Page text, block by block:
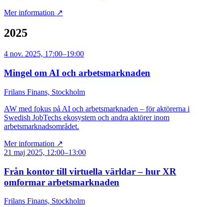
Mer information ↗
2025
4 nov. 2025, 17:00–19:00
Mingel om AI och arbetsmarknaden
Frilans Finans, Stockholm
AW med fokus på AI och arbetsmarknaden – för aktörerna i
Swedish JobTechs ekosystem och andra aktörer inom
arbetsmarknadsområdet.
Mer information ↗
21 maj 2025, 12:00–13:00
Från kontor till virtuella världar – hur XR
omformar arbetsmarknaden
Frilans Finans, Stockholm